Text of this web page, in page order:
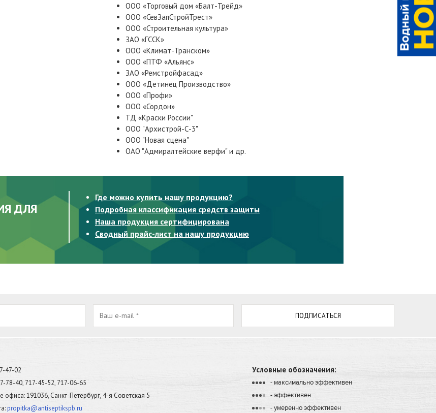
ООО «Торговый дом «Балт-Трейд»
ООО «СевЗапСтройТрест»
ООО «Строительная культура»
ЗАО «ГССК»
ООО «Климат-Транском»
ООО «ПТФ «Альянс»
ЗАО «Ремстройфасад»
ООО «Детинец Производство»
ООО «Профи»
ООО «Сордон»
ТД «Краски России"
ООО "Архистрой-С-3"
ООО "Новая сцена"
ОАО "Адмиралтейские верфи" и др.
ДЛЯ
Где можно купить нашу продукцию?
Подробная классификация средств защиты
Наша продукция сертифицирована
Сводный прайс-лист на нашу продукцию
47-02
78-40, 717-45-52, 717-06-65
191036, Санкт-Петербург, 4-я Советская 5
propitka@antiseptikspb.ru
Условные обозначения:
•••
- максимально эффективен
•••
- эффективен
••• - умеренно эффективен